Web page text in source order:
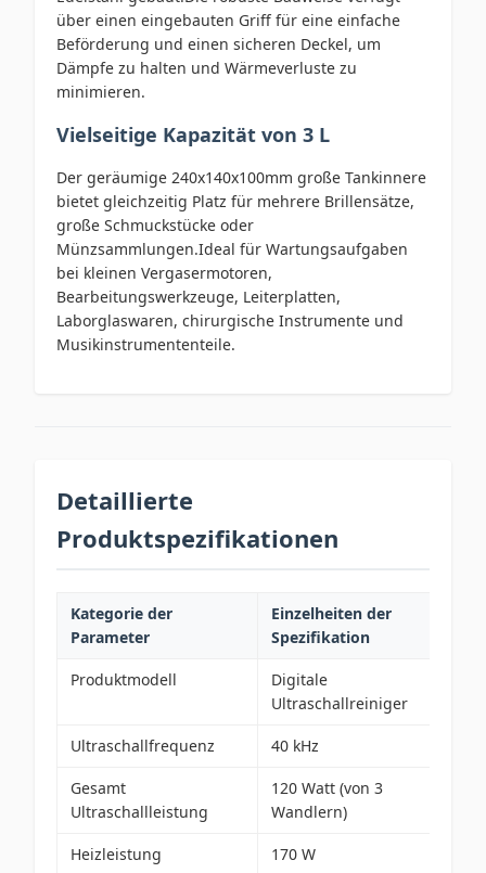
über einen eingebauten Griff für eine einfache
Beförderung und einen sicheren Deckel, um
Dämpfe zu halten und Wärmeverluste zu
minimieren.
Vielseitige Kapazität von 3 L
Der geräumige 240x140x100mm große Tankinnere
bietet gleichzeitig Platz für mehrere Brillensätze,
große Schmuckstücke oder
Münzsammlungen.Ideal für Wartungsaufgaben
bei kleinen Vergasermotoren,
Bearbeitungswerkzeuge, Leiterplatten,
Laborglaswaren, chirurgische Instrumente und
Musikinstrumententeile.
Detaillierte
Produktspezifikationen
Kategorie der
Parameter
Einzelheiten der
Spezifikation
Produktmodell
Digitale
Ultraschallreiniger
Ultraschallfrequenz 40 kHz
Gesamt
Ultraschallleistung
120 Watt (von 3
Wandlern)
Heizleistung 170 W